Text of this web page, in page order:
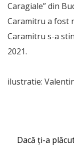
Caragiale” din
Caramitru a fost
Caramitru s-a
2021.
ilustratie:
Dacă ți-a